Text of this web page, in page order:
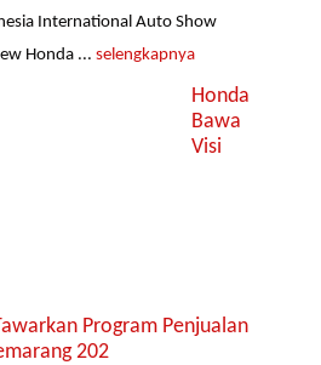
International Auto Show
Honda ...selengkapnya
Honda
Bawa
Visi
Program Penjualan
202